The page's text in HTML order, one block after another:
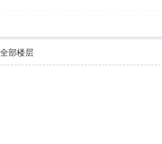
部楼层